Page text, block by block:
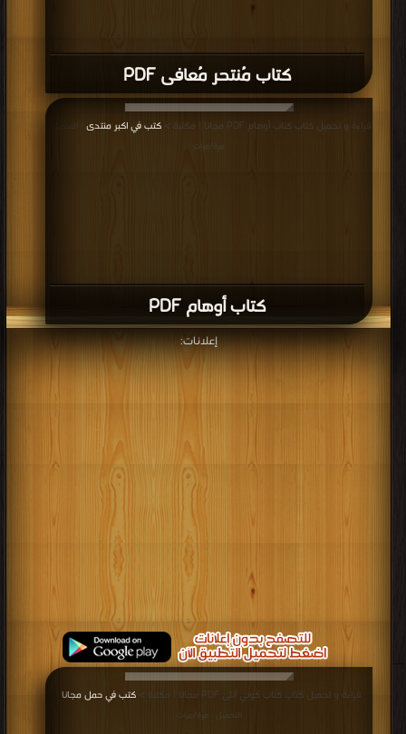
كتاب مُنتحر مُعافى PDF
كتاب أوهام PDF
قراءة و تحميل كتاب كتاب أوهام PDF مجانا | مكتبة > كتب في اكبر منتدى
| التحميل :
مرة/مرات
إعلانات:
قراءة و تحميل كتاب كتاب كوني أنثى PDF مجانا | مكتبة > كتب في حمل مجانا
التحميل : مرة/مرات